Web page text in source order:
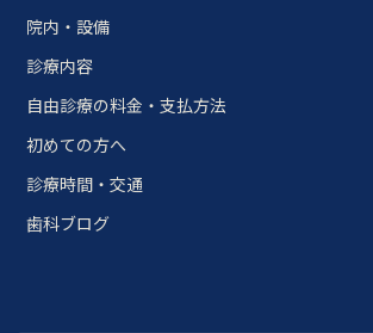
院内・設備
診療内容
自由診療の料金・支払方法
初めての方へ
診療時間・交通
歯科ブログ